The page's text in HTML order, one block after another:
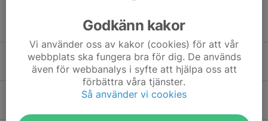
Tidigare nyheter
Prova på för HT 2026 med Hammarby
13 jul, 22:26 0
SPIF Vattenpolo blir Hammarby Simidrott
Godkänn kakor
Vi använder oss av kakor (cookies) för att vår
webbplats ska fungera bra för dig. De används
även för webbanalys i syfte att hjälpa oss att
förbättra våra tjänster.
Så använder vi cookies